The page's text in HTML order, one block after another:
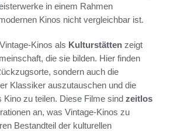
in einem Rahmen
Kinos nicht vergleichbar ist.
Kinos als Kulturstätten zeigt
die sie bilden. Hier finden
sondern auch die
Klassiker auszutauschen und die
Kino zu teilen. Diese Filme sind zeitlos
an, was Vintage-Kinos zu
Bestandteil der kulturellen